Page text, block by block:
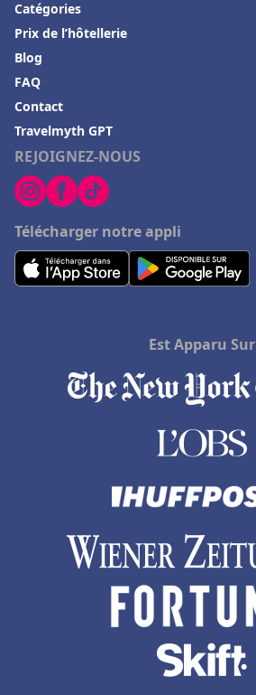
REJOIGNEZ-NOUS
Télécharger notre appli
Catégories
Prix de l’hôtellerie
Blog
FAQ
Contact
Travelmyth GPT
Est Apparu Sur